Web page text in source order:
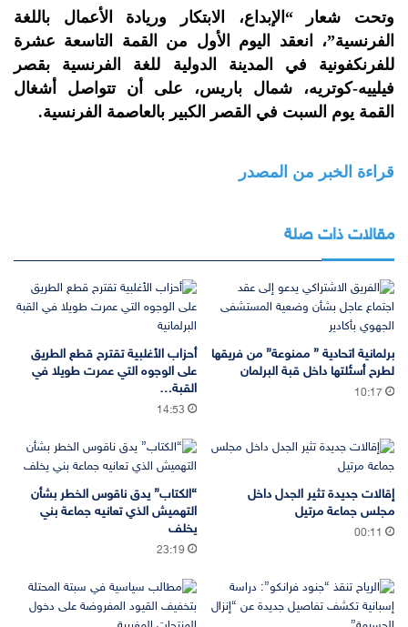
وتحت شعار “الإبداع، الابتكار وريادة الأعمال باللغة
الفرنسية”، انعقد اليوم الأول من القمة التاسعة عشرة
للفرنكفونية في المدينة الدولية للغة الفرنسية بقصر
فيلييه-كوتريه، شمال باريس، على أن تتواصل أشغال
القمة يوم السبت في القصر الكبير بالعاصمة الفرنسية.
قراءة الخبر من المصدر
مقالات ذات صلة
برلمانية اتحادية ” ممنوعة” من فريقها
لطرح أسئلتها داخل قبة البرلمان
10:17
أحزاب الأغلبية تقترح قطع الطريق
على الوجوه التي عمرت طويلا في
القبة…
14:53
إقالات جديدة تثير الجدل داخل
مجلس جماعة مرتيل
00:11
“الكتاب” يدق ناقوس الخطر بشأن
التهميش الذي تعانيه جماعة بني
يخلف
23:19